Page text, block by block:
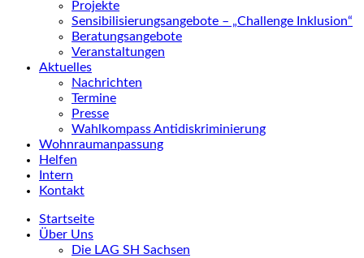
Projekte
Sensibilisierungsangebote – „Challenge Inklusion“
Beratungsangebote
Veranstaltungen
Aktuelles
Nachrichten
Termine
Presse
Wahlkompass Antidiskriminierung
Wohnraumanpassung
Helfen
Intern
Kontakt
Startseite
Über Uns
Die LAG SH Sachsen